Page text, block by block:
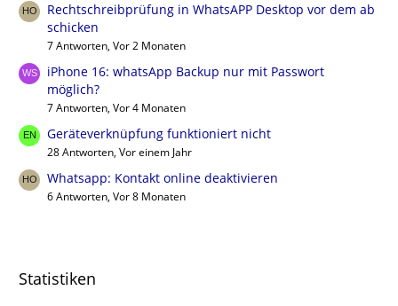
Rechtschreibprüfung in WhatsAPP Desktop vor dem ab
schicken
7 Antworten, Vor 2 Monaten
iPhone 16: whatsApp Backup nur mit Passwort
möglich?
7 Antworten, Vor 4 Monaten
Geräteverknüpfung funktioniert nicht
28 Antworten, Vor einem Jahr
Whatsapp: Kontakt online deaktivieren
6 Antworten, Vor 8 Monaten
Statistiken